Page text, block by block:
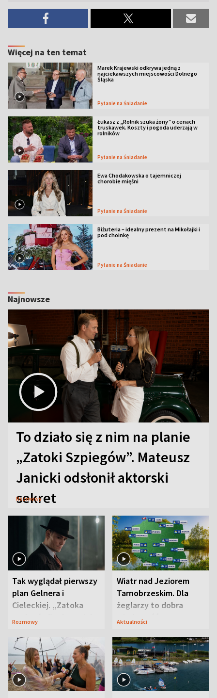
Więcej na ten temat
Marek Krajewski odkrywa jedną z
najciekawszych miejscowości Dolnego
Śląska
Pytanie na Śniadanie
Łukasz z „Rolnik szuka żony” o cenach
truskawek. Koszty i pogoda uderzają w
rolników
Pytanie na Śniadanie
Ewa Chodakowska o tajemniczej
chorobie mięśni
Pytanie na Śniadanie
Biżuteria – idealny prezent na Mikołajki i
pod choinkę
Pytanie na Śniadanie
Najnowsze
To działo się z nim na planie
„Zatoki Szpiegów”. Mateusz
Janicki odsłonił aktorski
sekret
Rozmowy
Tak wyglądał pierwszy
plan Gelnera i
Cieleckiej. „Zatoka
szpiegów” od razu ich
Rozmowy
Wiatr nad Jeziorem
Tarnobrzeskim. Dla
żeglarzy to dobra
wiadomość
Aktualności